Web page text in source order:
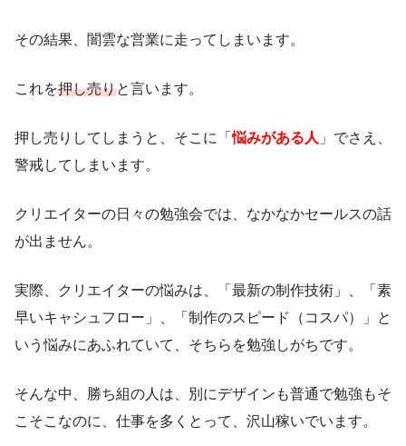
その結果、闇雲な営業に走ってしまいます。
これを押し売りと言います。
押し売りしてしまうと、そこに「悩みがある人 」でさえ、
警戒してしまいます。
クリエイターの日々の勉強会では、なかなかセールスの話
が出ません。
実際、クリエイターの悩みは、「最新の制作技術」、「素
早いキャシュフロー」、「制作のスピード（コスパ）」と
いう悩みにあふれていて、そちらを勉強しがちです。
そんな中、勝ち組の人は、別にデザインも普通で勉強もそ
こそこなのに、仕事を多くとって、沢山稼いでいます。